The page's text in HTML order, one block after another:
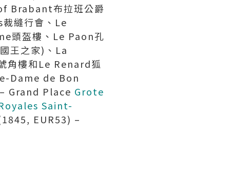
Brabant布拉班公爵
縫行會、Le
頭盔樓、Le Paon孔
王之家)、La
角樓和Le Renard狐
Dame de Bon
Grand Place Grote
Saint-
EUR53) –